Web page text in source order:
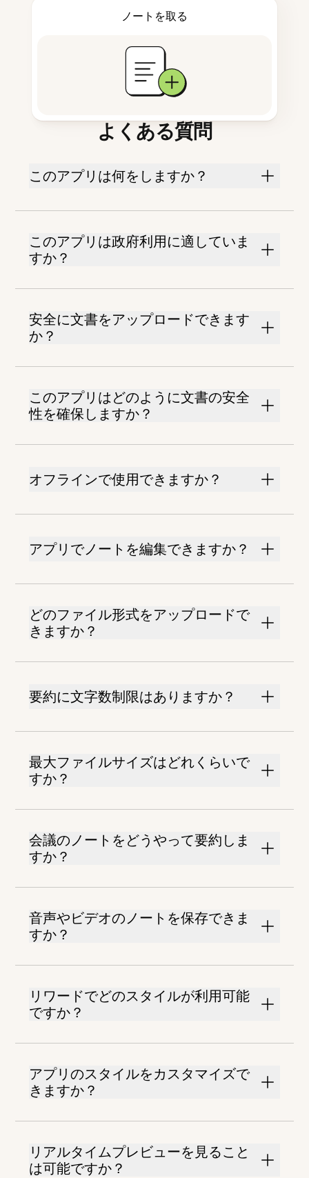
ノートを取る
よくある質問
このアプリは何をしますか？
このアプリは政府利用に適していま
すか？
安全に文書をアップロードできます
か？
このアプリはどのように文書の安全
性を確保しますか？
オフラインで使用できますか？
アプリでノートを編集できますか？
どのファイル形式をアップロードで
きますか？
要約に文字数制限はありますか？
最大ファイルサイズはどれくらいで
すか？
会議のノートをどうやって要約しま
すか？
音声やビデオのノートを保存できま
すか？
リワードでどのスタイルが利用可能
ですか？
アプリのスタイルをカスタマイズで
きますか？
リアルタイムプレビューを見ること
は可能ですか？